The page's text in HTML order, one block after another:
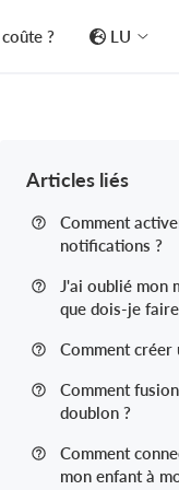
? LU
Articles liés
Comment
notifications ?
J'ai oublié mon
que dois-je
Comment créer
Comment
doublon ?
Comment
mon enfant à